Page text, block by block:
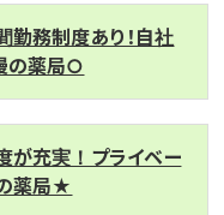
勤務制度あり！自社
の薬局○
が充実！プライベー
薬局★